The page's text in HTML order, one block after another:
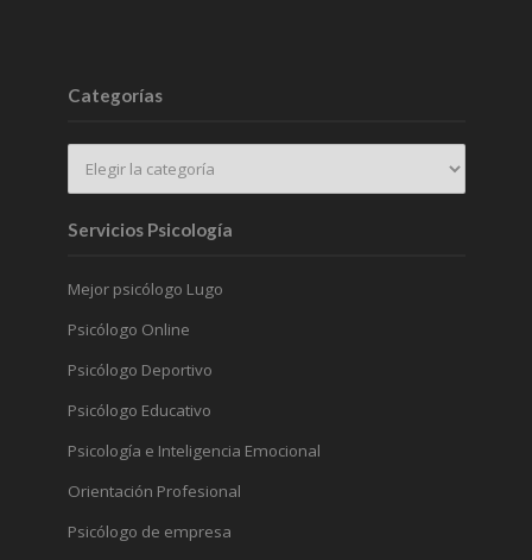
Categorías
Servicios Psicología
Mejor psicólogo Lugo
Psicólogo Online
Psicólogo Deportivo
Psicólogo Educativo
Psicología e Inteligencia Emocional
Orientación Profesional
Psicólogo de empresa